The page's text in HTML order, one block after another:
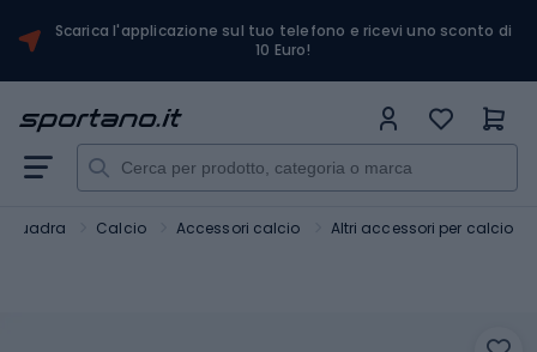
Scarica l'applicazione sul tuo telefono e ricevi uno sconto di
10 Euro!
Calcio Accessori calcio Altri accessori per calcio